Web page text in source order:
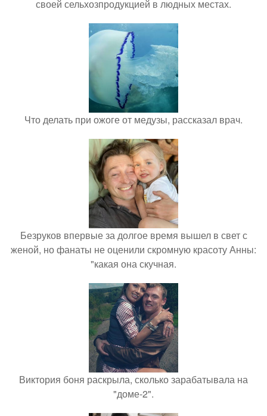
своей сельхозпродукцией в людных местах.
Что делать при ожоге от медузы, рассказал врач.
Безруков впервые за долгое время вышел в свет с
женой, но фанаты не оценили скромную красоту Анны:
"какая она скучная.
Виктория боня раскрыла, сколько зарабатывала на
"доме-2".